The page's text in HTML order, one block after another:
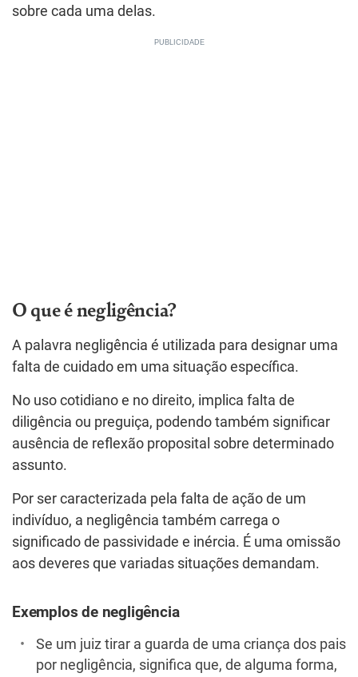
sobre cada uma delas.
O que é negligência?
A palavra negligência é utilizada para designar uma
falta de cuidado em uma situação específica.
No uso cotidiano e no direito, implica falta de
diligência ou preguiça, podendo também significar
ausência de reflexão proposital sobre determinado
assunto.
Por ser caracterizada pela falta de ação de um
indivíduo, a negligência também carrega o
significado de passividade e inércia. É uma omissão
aos deveres que variadas situações demandam.
Exemplos de negligência
Se um juiz tirar a guarda de uma criança dos pais
por negligência, significa que, de alguma forma,